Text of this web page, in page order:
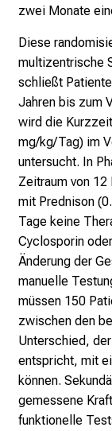
zwei Monate
Diese
multizentrische
schließt
Jahren bis zum
wird die
mg/kg/Tag) im
untersucht. In
Zeitraum von
mit Prednison
Tage keine
Cyclosporin
Änderung der
manuelle
müssen 150
zwischen den
Unterschied,
entspricht, mit
können.
gemessene
funktionelle